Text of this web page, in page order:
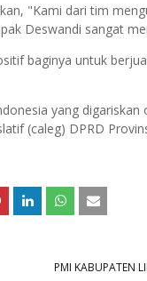
"Kami dari tim
Deswandi sangat
baginya untuk
yang
(caleg) DPRD
PMI KABUPATEN